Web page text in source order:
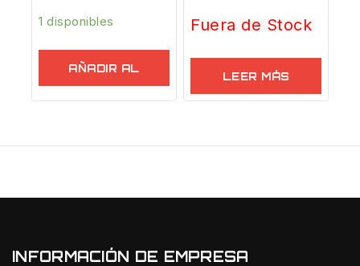
1 disponibles
AÑADIR AL
CARRITO
Fuera de Stock
LEER MÁS
INFORMACIÓN DE EMPRESA